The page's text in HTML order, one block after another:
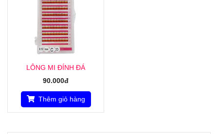
LÔNG MI ĐÍNH ĐÁ
90.000đ
Thêm giỏ hàng